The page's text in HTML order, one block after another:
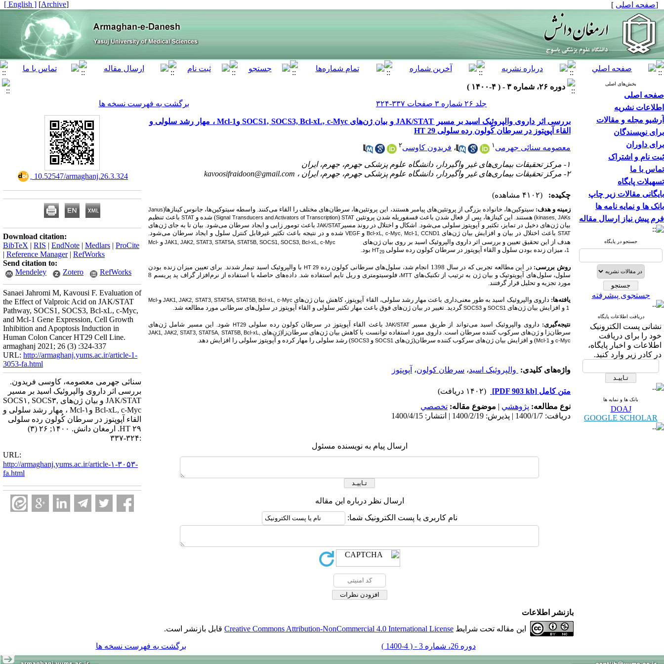
[صفحه اصلی ]
[
Archive
]
[ English ]
بخش‌های اصلی
صفحه اصلی
اطلاعات نشریه
آرشیو مجله و مقالات
برای نویسندگان
برای داوران
ثبت نام و اشتراک
تماس با ما
تسهیلات پایگاه
بایگانی مقالات زیر چاپ
بانک ها و نمایه نامه ها
فرم پیش نیاز ارسال مقاله
جستجو در پایگاه
جستجوی پیشرفته
دریافت اطلاعات پایگاه
نشانی پست الکترونیک
خود را برای دریافت
اطلاعات و اخبار پایگاه،
در کادر زیر وارد کنید.
بانک ها و نمایه ها
DOAJ
GOOGLE SCHOLAR
دوره ۲۶، شماره ۳ - ( ۴-۱۴۰۰ )
جلد ۲۶ شماره ۳ صفحات ۳۳۷-۳۲۴
برگشت به فهرست نسخه ها
بررسی اثر داروی والپروئیک اسید بر مسیر JAK/STAT و بیان ژن‌های SOCS1, SOCS3, Bcl-xL, c-Myc وMcl-1 ، مهار رشد سلولی و
القاء آپوپتوز در سرطان کُولون رده سلولی HT 29
معصومه سنائی جهرمی ۱ ، فریدون کاوسی۲
۱- مرکز تحقیقات بیماری‌های غیر واگیردار، دانشگاه علوم پزشکی جهرم، جهرم، ایران
۲- مرکز تحقیقات بیماری‌های غیر واگیردار، دانشگاه علوم پزشکی جهرم، جهرم، ایران ،
kavoosifraidoon@gmail.com
چکیده: (۴۱۰۲ مشاهده)
زمینه و هدف: سیتوکین‌ها، خانواده بزرگی از پروتئین‌های پیامبر هستند، این پروتئین‌ها، سرطان‌های مختلف را القاء می‌کنند. واسطه سیتوکین‌ها، جانوس کینازها(Janus
kinases, JAKs) هستند. این کینازها، پس از فعال شدن باعث فسفوریله شدن پروتئینSTAT
(
Signal Transducers and Activators of Transcription) شده و STATباعث تنظیم
بیان ژن‌های دخیل در تمایز، تکثیر و آپوپتوز سلولی می‌شود. اشکال و اختلال در روند مسیرJAK/STAT باعث تومور زایی و ایجاد سرطان می‌شود. بیان نا به جای ژن‌های
STATباعث اختلال در بیان و افزایش بیان ژن‌های Bcl-xL, c-Myc, Mcl-1, CCND1وVEGF شده و در نتیجه باعث تکثیر غیرقابل کنترل سلول و ایجاد سرطان میشود.
هدف از این تحقیق تعیین و بررسی اثر داروی والپروئیک اسید بر روی بیان ژن‌های JAK1, JAK2, STAT3, STAT5A, STAT5B, SOCS1, SOCS3, Bcl-xL, c-Mycو Mcl-
1، میزان زنده بودن سلول و القاء آپوپتوز در سرطان کولون رده سلولی HT29 بود.
روش بررسی: در این مطالعه تجربی که در سال 1398 انجام شد، سلول‌های سرطانی کولون رده HT 29 با والپروئیک اسید تیمار شدند. برای تعیین میزان زنده بودن
سلول، سلول‌های آپوپتوتیک و بیان ژن به ترتیب از تکنیک‌های MTT
، فلوسیتومتری و ریل تایم استفاده شد. داده‌های حاصله با استفاده از نرم‌افزار گراف پد پریسم 8
مورد تجزیه و تحلیل قرار گرفتند.
یافته‌ها: داروی والپروئیک اسید به طور معنی‌داری باعث مهار رشد سلولی، القاء آپوپتوز، کاهش بیان ژن‌های JAK1, JAK2, STAT3, STAT5A, STAT5B, Bcl-xL, c-MycوMcl-
1 و افزایش بیان ژن‌های SOCS1 و SOCS3گردید. تغییر در بیان ژن‌های فوق باعث مهار تکثیر سلولی و القاء آپوپتوز در سلول‌های سرطانی مورد مطالعه شد.
نتیجه‌گیری: داروی والپروئیک اسید می‌تواند از طریق مسیر JAK/STATباعث القاء آپوپتوز در سرطان کولون رده سلولیHT29 شود. این مسیر شامل ژن‌های
سرطان‌زا و ژن‌های سرکوب کننده سرطان است. داروی مورد استفاده توانست با کاهش بیان ژن‌های سرطان‌زا(ژن‌های
JAK1, JAK2, STAT3, STAT5A, STAT5B, Bcl-xL,
c-Myc و Mcl-1) و افزایش بیان ژن‌های سرکوب کننده سرطان(ژن‌های SOCS1 و SOCS3) رشد سلولی را مهار کرده و آپوپتوز سلولی را افزایش دهد.
واژه‌های کلیدی: والپروئیک اسید، سرطان کولون، آپوپتوز
متن کامل [PDF 903 kb]
(۱۴۰۲ دریافت)
نوع مطالعه: پژوهشي | موضوع مقاله: تخصصي
دریافت: 1400/1/7 | پذیرش: 1400/2/19 | انتشار: 1400/4/15
ارسال پیام به نویسنده مسئول
ارسال نظر درباره این مقاله
نام کاربری یا پست الکترونیک شما:
‎ 10.52547/armaghanj.26.3.324
Download citation:
BibTeX | RIS | EndNote | Medlars | ProCite
| Reference Manager| RefWorks
Send citation to:
Mendeley
Zotero RefWorks
Sanaei Jahromi M, Kavousi F. Evaluation of
the Effect of Valproic Acid on JAK/STAT
Pathway, SOCS1, SOCS3, Bcl-xL, c-Myc,
and Mcl-1 Gene Expression, Cell Growth
Inhibition and Apoptosis Induction in
Human Colon Cancer HT29 Cell Line.
armaghanj 2021; 26 (3) :324-337
URL: http://armaghanj.yums.ac.ir/article-1-
3053-fa.html
سنائی جهرمی معصومه، کاوسی فریدون.
بررسی اثر داروی والپروئیک اسید بر مسیر
JAK/STAT و بیان ژن‌های SOCS۱, SOCS۳,
Bcl-xL, c-Myc وMcl-۱ ، مهار رشد سلولی و
القاء آپوپتوز در سرطان کُولون رده سلولی
HT ۲۹. ارمغان دانش. ۱۴۰۰; ۲۶ (۳)
:۳۲۴-۳۳۷
URL:
http://armaghanj.yums.ac.ir/article-۱-۳۰۵۳-
fa.html
بازنشر اطلاعات
این مقاله تحت شرایط Creative Commons Attribution-NonCommercial 4.0 International License قابل بازنشر است.
دوره 26، شماره 3 - ( 4-1400 ) برگشت به فهرست نسخه ها